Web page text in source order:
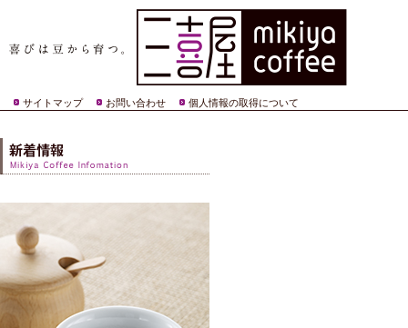
サイトマップ お問い合わせ 個人情報の取得について